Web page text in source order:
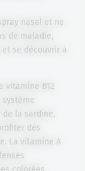
nasal et ne
de maladie,
se découvrir à
vitamine B12
de la sardine,
des
La vitamine A